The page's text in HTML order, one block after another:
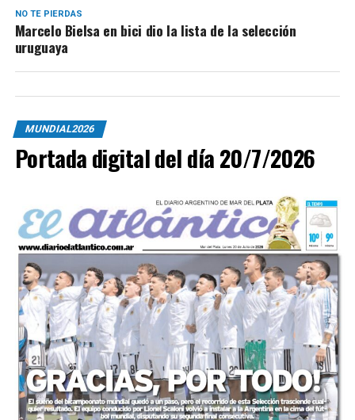
NO TE PIERDAS
Marcelo Bielsa en bici dio la lista de la selección
uruguaya
MUNDIAL2026
Portada digital del día 20/7/2026